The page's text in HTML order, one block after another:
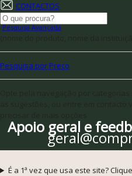
CONTACTOS
Pesquisa Avançada
Pesquisa por Preço
Apoio geral e
É a 1ª vez que usa este site?